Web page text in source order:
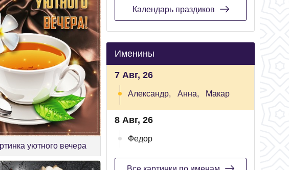
уютного вечера
Календарь праздиков
Именины
7 Авг, 26
Александр, Анна, Макар
8 Авг, 26
Федор